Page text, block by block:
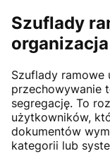
Szuflady
Szuflady ramowe
przechowywanie
segregację. To
użytkowników,
dokumentów
kategorii lub